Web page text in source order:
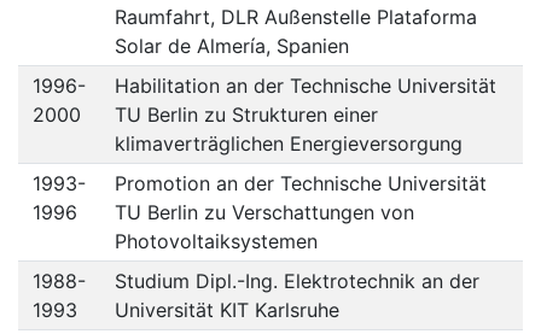
Raumfahrt, DLR Außenstelle Plataforma
Solar de Almería, Spanien
1996-
2000
Habilitation an der Technische Universität
TU Berlin zu Strukturen einer
klimaverträglichen Energieversorgung
1993-
1996
Promotion an der Technische Universität
TU Berlin zu Verschattungen von
Photovoltaiksystemen
1988-
1993
Studium Dipl.-Ing. Elektrotechnik an der
Universität KIT Karlsruhe